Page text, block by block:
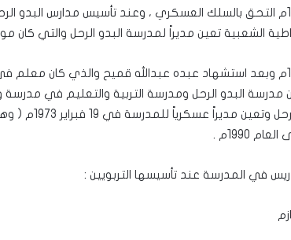
في العام 1972م التحق بالسلك العسكري ، وعند تأسيس مدارس
الشعبية تعين مديراً لمدرسة البدو الرحل والتي
في العام 1972م وبعد استشهاد عبده عبدالله قميح والذي كان
مدرسة البدو الرحل ومدرسة التربية والتعليم في
قميح للبدو
1990م .
في المدرسة عند تأسيسها التربويين :